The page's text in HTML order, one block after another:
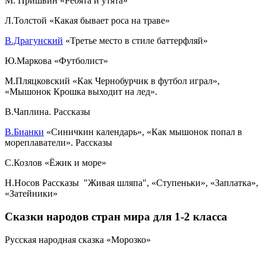
Л.Толстой «Какая бывает роса на траве»
В.Драгунский «Третье место в стиле баттерфляй»
Ю.Маркова «Футболист»
М.Пляцковский «Как Чернобурчик в футбол играл»,
«Мышонок Крошка выходит на лед».
В.Чаплина. Рассказы
В.Бианки «Синичкин календарь», «Как мышонок попал в
мореплаватели». Рассказы
С.Козлов «Ёжик и море»
Н.Носов Рассказы "Живая шляпа", «Ступеньки», «Заплатка»,
«Затейники»
Сказки народов стран мира для 1-2 класса
Русская народная сказка «Морозко»